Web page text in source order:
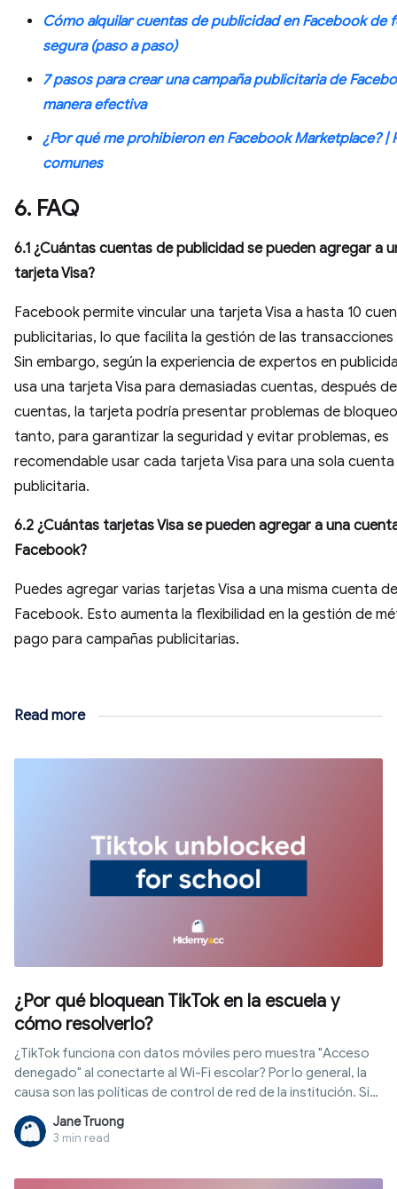
Cómo alquilar cuentas de publicidad en Facebook de
segura (paso a paso)
7 pasos para crear una campaña publicitaria de
manera efectiva
¿Por qué me prohibieron en Facebook Marketplace? |
comunes
6. FAQ
6.1 ¿Cuántas cuentas de publicidad se pueden agregar a
tarjeta Visa?
Facebook permite vincular una tarjeta Visa a hasta 10
publicitarias, lo que facilita la gestión de las
Sin embargo, según la experiencia de expertos en
usa una tarjeta Visa para demasiadas cuentas, después
cuentas, la tarjeta podría presentar problemas de
tanto, para garantizar la seguridad y evitar problemas, es
recomendable usar cada tarjeta Visa para una sola cuenta
publicitaria.
6.2 ¿Cuántas tarjetas Visa se pueden agregar a una
Facebook?
Puedes agregar varias tarjetas Visa a una misma cuenta de
Facebook. Esto aumenta la flexibilidad en la gestión de
pago para campañas publicitarias.
Read more
¿Por qué bloquean TikTok en la escuela y
cómo resolverlo?
¿TikTok funciona con datos móviles pero muestra "Acceso
denegado" al conectarte al Wi-Fi escolar? Por lo general, la
causa son las políticas de control de red de la institución. Sin
algunas filtran la red y otras gestionan los dispositivos
mediante MDM. En este artículo, Hidemyacc explica los
Jane Truong
3 min read